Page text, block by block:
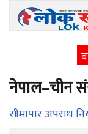
नेपाल–चीन
सीमापार अपराध